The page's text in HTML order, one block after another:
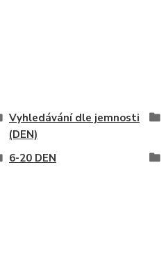
Vyhledávání dle jemnosti
(DEN)
6-20 DEN